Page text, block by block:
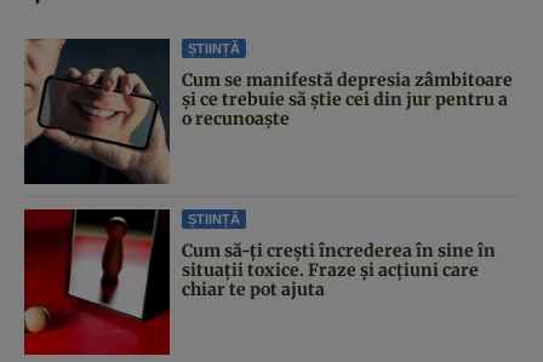
ȘTIINȚĂ
Cum se manifestă depresia zâmbitoare
și ce trebuie să știe cei din jur pentru a
o recunoaște
ȘTIINȚĂ
Cum să-ți crești încrederea în sine în
situații toxice. Fraze și acțiuni care
chiar te pot ajuta